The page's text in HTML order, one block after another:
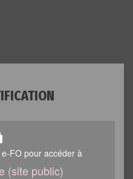
FO pour accéder à
(site public)